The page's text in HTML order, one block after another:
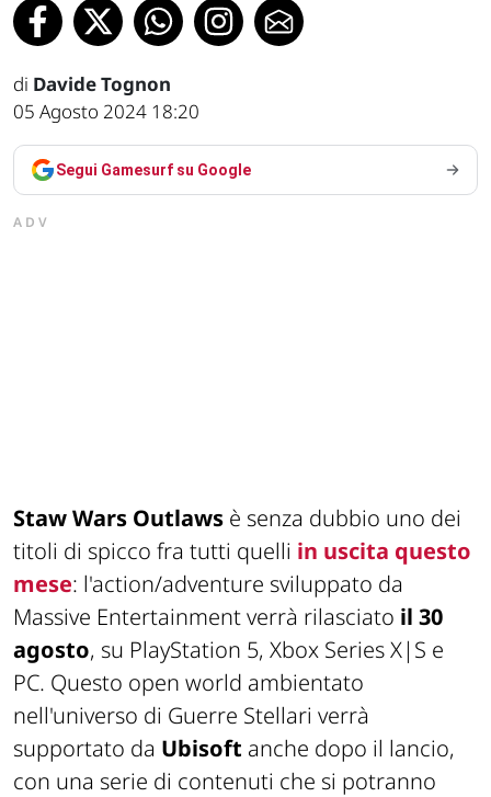
di Davide Tognon
05 Agosto 2024 18:20
Segui Gamesurf su Google
ADV
Staw Wars Outlaws è senza dubbio uno dei
titoli di spicco fra tutti quelli in uscita questo
mese: l'action/adventure sviluppato da
Massive Entertainment verrà rilasciato il 30
agosto, su PlayStation 5, Xbox Series X|S e
PC. Questo open world ambientato
nell'universo di Guerre Stellari verrà
supportato da Ubisoft anche dopo il lancio,
con una serie di contenuti che si potranno